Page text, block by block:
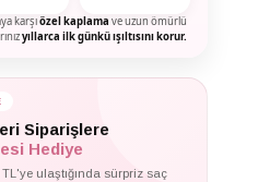
karşıözel kaplama ve uzun ömürlü
yıllarca ilk günkü ışıltısını korur.
Siparişlere
Hediye
TL'ye ulaştığında sürpriz saç